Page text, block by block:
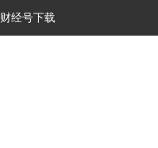
财经号下载